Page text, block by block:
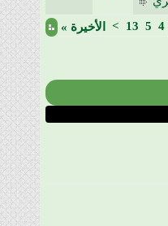
5
13
> الأخيرة»